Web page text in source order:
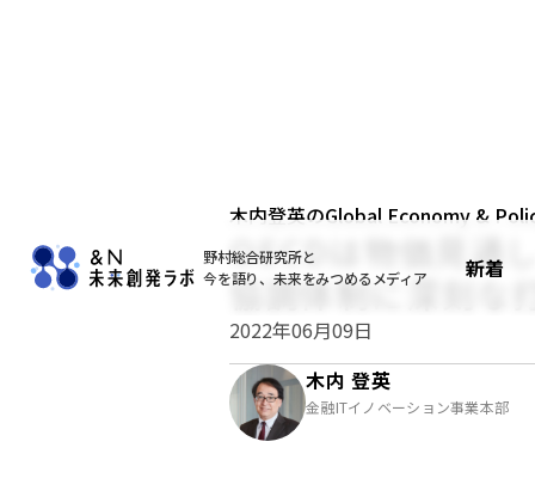
野村総合研究所と
今を語り、未来をみつめるメディア
新着
木内登英のGlobal Economy &
OECDは物価見通
協調体制に深刻な
2022年06月09日
木内 登英
金融ITイノベーション事業本部